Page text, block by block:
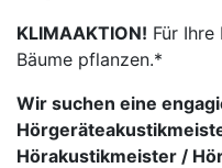
KLIMAAKTION! Für
Bäume pflanzen.*
Wir suchen eine
Hörakustikmeister /